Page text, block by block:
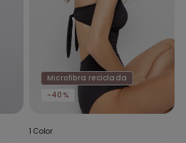
Microfibra reciclada
-40%
1 Color